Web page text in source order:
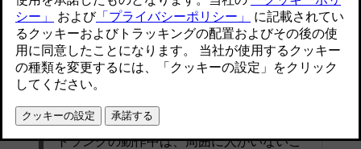
注意
トランクの開閉時は、注意してください。
トランクの動作中は、周囲に人がいないこ